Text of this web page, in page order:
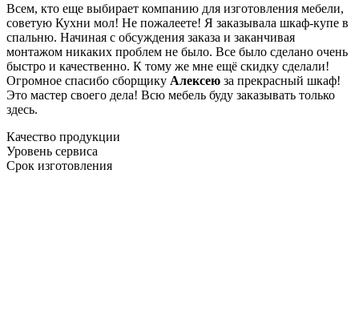
Всем, кто еще выбирает компанию для изготовления мебели,
советую Кухни мол! Не пожалеете! Я заказывала шкаф-купе в
спальню. Начиная с обсуждения заказа и заканчивая
монтажом никаких проблем не было. Все было сделано очень
быстро и качественно. К тому же мне ещё скидку сделали!
Огромное спасибо сборщику Алексею за прекрасный шкаф!
Это мастер своего дела! Всю мебель буду заказывать только
здесь.
Качество продукции
Уровень сервиса
Срок изготовления